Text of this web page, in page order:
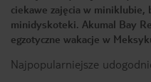
ciekawe zajęcia w miniklubie,
minidyskoteki. Akumal Bay
egzotyczne wakacje w
Najpopularniejsze